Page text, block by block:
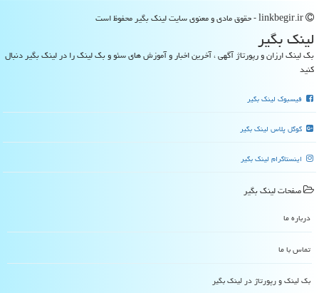
لینك بگیر
بک لینک ارزان و رپورتاژ آگهی ، آخرین اخبار و آموزش های سئو و بک لینک را در لینک بگیر دنبال
کنید
فیسبوک لینک بگیر
گوگل پلاس لینک بگیر
اینستاگرام لینک بگیر
صفحات لینك بگیر
درباره ما
تماس با ما
بک لینک و رپورتاژ در لینك بگیر